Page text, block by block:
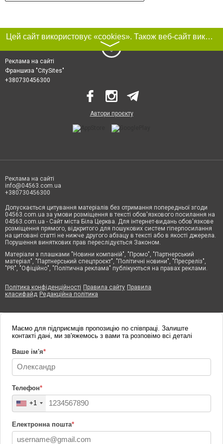
Цей сайт використовує «cookies». Також веб-сайт використовує інтернет-сервіс для збору технічних даних стосовно відвідувачів з метою отримання маркетингової та статистичної інформації. Умови обробки даних відвідувачів сайту див.
〉
Реклама на сайті
Франшиза "CitySites"
+380730456300
Автори проєкту
Реклама на сайті
info@04563.com.ua
+380730456300
Допускається цитування матеріалів без отримання попередньої згоди
04563.com.ua за умови розміщення в тексті обов'язкового посилання на
04563.com.ua - Сайт міста Біла Церква. Для інтернет-видань обов'язкове
розміщення прямого, відкритого для пошукових систем гіперпосилання
на цитовані статті не нижче другого абзацу в тексті або в якості джерела.
Порушення виняткових прав переслідується Законом.
Матеріали з плашками "Новини компаній", "Промо", "Партнерський
матеріал", "Партнерський спецпроєкт", "Політичні новини", "Пресреліз",
"PR", "Офіційно", "Політична реклама" публікуються на правах реклами.
Політика конфіденційності Правила сайту Правила
класифайд Редакційна політика
Маємо для підприємців пропозицію по співпраці. Залиште
контакті дані, ми зв'яжемось з вами та розповімо всі деталі
Ваше ім'я*
Телефон*
+1
Електронна пошта*